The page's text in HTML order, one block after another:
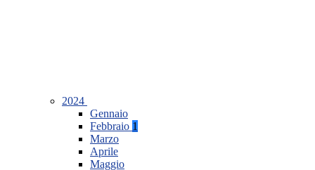
2024
Gennaio
Febbraio 1
Marzo
Aprile
Maggio